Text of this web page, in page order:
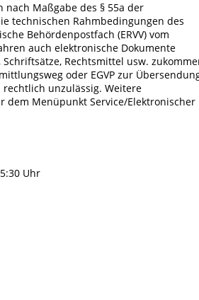
Maßgabe des § 55a der
technischen Rahmbedingungen des
Behördenpostfach (ERVV) vom
auch elektronische Dokumente
Rechtsmittel usw.
oder EGVP zur
unzulässig. Weitere
dem Menüpunkt Service/Elektronischer
Uhr